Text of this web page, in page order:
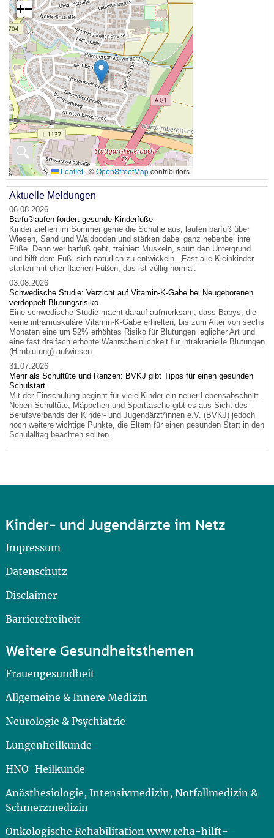
🔍
+−
Leaflet|©OpenStreetMapcontributors
Aktuelle Meldungen
06.08.2026
Barfußlaufen fördert gesunde Kinderfüße
Kinder ziehen im Sommer gerne die Schuhe aus, laufen barfuß über
Wiesen, Sand und Waldboden und stärken dabei ganz nebenbei ihre
Füße. Denn wer barfuß geht, trainiert Muskeln, spürt den Untergrund
und hilft dem Fuß, sich natürlich zu entwickeln. „Fast alle Kleinkinder
starten mit eher flachen Füßen, das ist völlig normal.
03.08.2026
Schwedische Studie: Verzicht auf Vitamin-K-Gabe bei Neugeborenen
verdoppelt Blutungsrisiko
Eine schwedische Studie macht darauf aufmerksam, dass Babys, die
keine intramuskuläre Vitamin-K-Gabe erhielten, bis zum Alter von sechs
Monaten eine um 52% erhöhtes Risiko für Blutungen jeglicher Art und
eine fast dreifach erhöhte Wahrscheinlichkeit für intrakranielle Blutungen
(Hirnblutung) aufwiesen.
31.07.2026
Mehr als Schultüte und Ranzen: BVKJ gibt Tipps für einen gesunden
Schulstart
Mit der Einschulung beginnt für viele Kinder ein neuer Lebensabschnitt.
Neben Schultüte, Mäppchen und Sporttasche gibt es aus Sicht des
Berufsverbands der Kinder- und Jugendärzt*innen e.V. (BVKJ) jedoch
noch weitere wichtige Punkte, die Eltern für einen gesunden Start in den
Schulalltag beachten sollten.
Kinder- und Jugendärzte im Netz
Impressum
Datenschutz
Disclaimer
Barrierefreiheit
Weitere Gesundheitsthemen
Frauengesundheit
Allgemeine & Innere Medizin
Neurologie & Psychiatrie
Lungenheilkunde
HNO-Heilkunde
Anästhesiologie, Intensivmedizin, Notfallmedizin &
Schmerzmedizin
Onkologische Rehabilitation www.reha-hilft-